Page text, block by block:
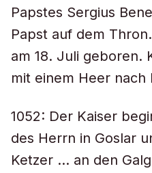
Papstes Sergius
Papst auf dem
am 18. Juli geboren.
mit einem Heer nach
1052: Der Kaiser
des Herrn in Goslar
Ketzer … an den